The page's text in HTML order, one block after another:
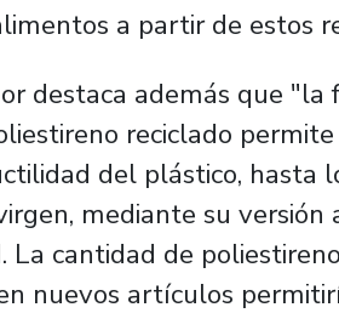
a partir de estos
destaca además que
reciclado
del plástico, hasta
mediante su versión
La cantidad de
nuevos artículos